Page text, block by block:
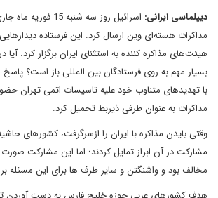
دیپلماسی ایرانی:
اسرائیل روز سه شنبه
مذاکرات هسته‌ای وین ارسال کرد. این فرستاده
هیئت‌های مذاکره کننده به استثنای ایران برگزار کرد. آیا
بسیار مهم به روی فرستادگان بین المللی باز است؟
با تهدیدهای متناوب خود علیه تاسیسات اتمی تهران
مذاکرات به عنوان طرفی ذیربط تحمیل کرد.
وقتی بایدن مذاکره با ایران را ازسرگرفت، کشورهای
مشارکت در آن ابراز تمایل کردند؛ اما این مشارکت صورت
مخالف بود و واشنگتن و سایر طرف ها برای این مسئله بر